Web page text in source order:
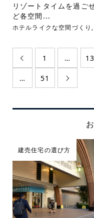
リゾートタイムを過ご
ど各空間...
ホテルライクな空間づくり ,
 1 … 13
… 51 
建売住宅の選び方